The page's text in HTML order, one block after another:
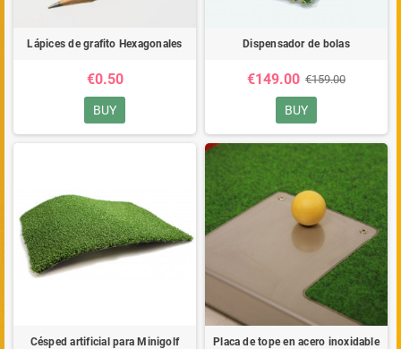
Lápices de grafito Hexagonales
€0.50
BUY
Dispensador de bolas
€149.00 €159.00
BUY
Césped artificial para Minigolf
Placa de tope en acero inoxidable